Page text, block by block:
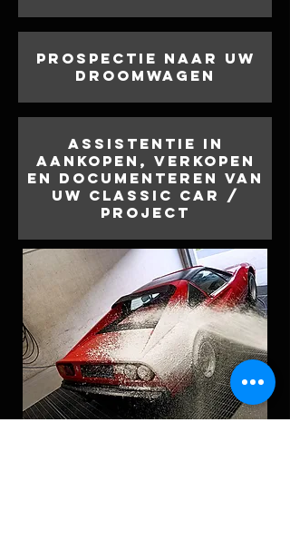
Prospectie naar uw
droomwagen
Assistentie in
aankopen, verkopen
en documenteren van
uw classic car /
project